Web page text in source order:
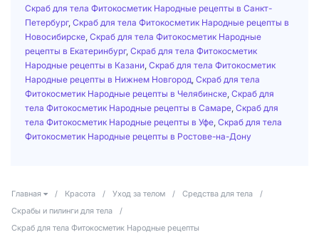
Скраб для тела Фитокосметик Народные рецепты в Санкт-
Петербург, Скраб для тела Фитокосметик Народные рецепты в
Новосибирске Скраб для тела Фитокосметик Народные
рецепты в Екатеринбург, Скраб для тела Фитокосметик
Народные рецепты в Казани Скраб для тела Фитокосметик
Народные рецепты в Нижнем Новгород Скраб для тела
Фитокосметик Народные рецепты в Челябинске Скраб для
тела Фитокосметик Народные рецепты в Самаре Скраб для
тела Фитокосметик Народные рецепты в Уфе Скраб для тела
Фитокосметик Народные рецепты в Ростове-на-Дону
Главная / Красота / Уход за телом / Средства для тела
/
Скрабы и пилинги для тела
/
Скраб для тела Фитокосметик Народные рецепты